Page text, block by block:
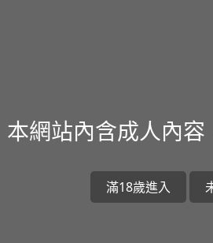
本網站內含成人內
滿18歲進入